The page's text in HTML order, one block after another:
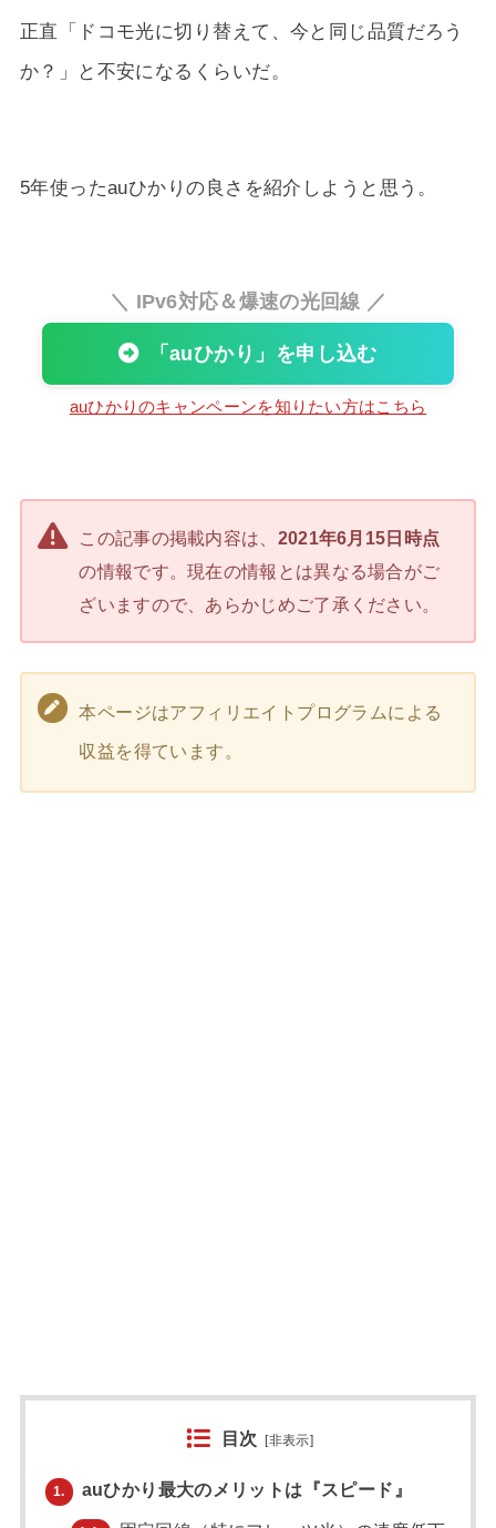
正直「ドコモ光に切り替えて、今と同じ品質だろう
か？」と不安になるくらいだ。
5年使ったauひかりの良さを紹介しようと思う。
＼ IPv6対応＆爆速の光回線 ／
「auひかり」を申し込む
auひかりのキャンペーンを知りたい方はこちら
この記事の掲載内容は、 2021年6月15日時点
の情報です。現在の情報とは異なる場合がご
ざいますので、あらかじめご了承ください。
本ページはアフィリエイトプログラムによる
収益を得ています。
目次 [非表示]
1. auひかり最大のメリットは『スピード』